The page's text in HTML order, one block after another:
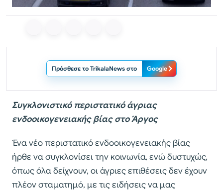
Πρόσθεσε το TrikalaNews στο Google
Συγκλονιστικό περιστατικό άγριας
ενδοοικογενειακής βίας στο Άργος
Ένα νέο περιστατικό ενδοοικογενειακής βίας
ήρθε να συγκλονίσει την κοινωνία, ενώ δυστυχώς,
όπως όλα δείχνουν, οι άγριες επιθέσεις δεν έχουν
πλέον σταματημό, με τις ειδήσεις να μας